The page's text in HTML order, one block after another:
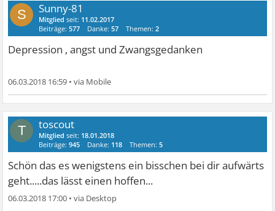
S Sunny-81
Mitglied seit: 11.02.2017
Beiträge:577 Danke:57 Themen:2
Depression , angst und Zwangsgedanken
06.03.2018 16:59 •
T toscout
Mitglied seit: 18.01.2018
Beiträge:945 Danke: 118 Themen:5
Schön das es wenigstens ein bisschen bei dir aufwärts
geht.....das lässt einen hoffen...
06.03.2018 17:00 •